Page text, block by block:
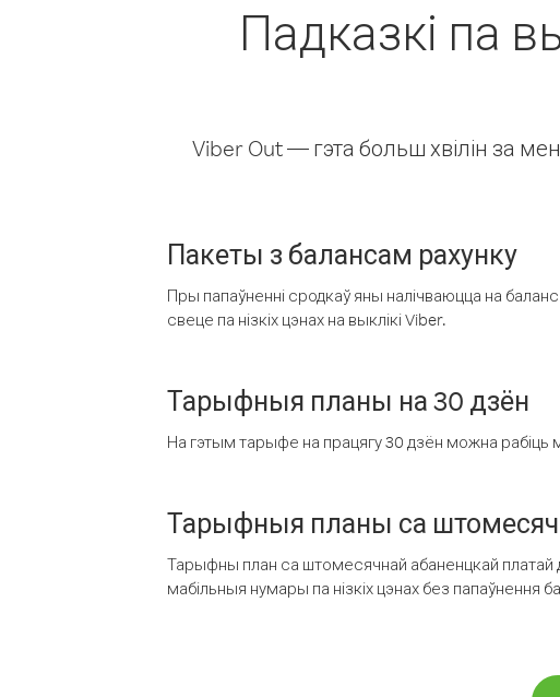
Падказкі па
Viber Out — гэта больш хвілін за
Пакеты з балансам рахунку
Пры папаўненні сродкаў яны налічваюцца на
свеце па нізкіх цэнах на выклікі Viber.
Тарыфныя планы на 30 дзён
На гэтым тарыфе на працягу 30 дзён можна рабіць
Тарыфныя планы са
Тарыфны план са штомесячнай абаненцкай платай
мабільныя нумары па нізкіх цэнах без папаўнення